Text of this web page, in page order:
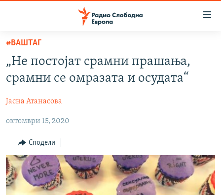
Оди
содржината
Оди
главната
Премини
СВЕТ
ВИЗУЕЛНО
ВЕСТИ
ШТО ТРЕБА ДА ЗНАЕТЕ
ПРИЈАВИ СЕ ЗА ЊУЗЛЕТЕР
ПОДКАСТ ЗОШТО?
СЛЕДЕТЕ НЕ
#ВАШТАГ
„Не постојат срамни прашања,
срамни се омразата и осудата“
Јасна Атанасова
октомври 15, 2020
Сподели